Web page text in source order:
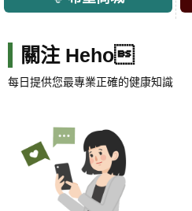
關注 Heho
每日提供您最專業正確的健康知識